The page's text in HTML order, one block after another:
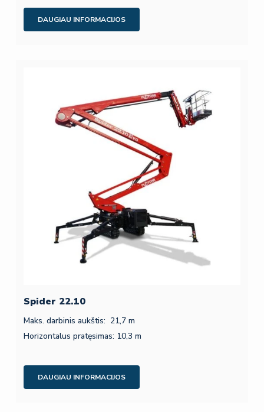
DAUGIAU INFORMACIJOS
Spider 22.10
Maks. darbinis aukštis: 21,7 m
Horizontalus pratęsimas: 10,3 m
DAUGIAU INFORMACIJOS